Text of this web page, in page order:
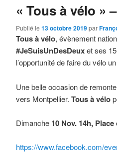
principal
secondaire
« Tous à vélo »
Publié le 13 octobre 2019par
Tous à vélo, évènement
#JeSuisUnDesDeuxet ses
l’opportunité de faire du vélo
Une belle occasion de
vers Montpellier. Tous à vélo
Dimanche 10 Nov. 14h,
https://www.facebook.com/